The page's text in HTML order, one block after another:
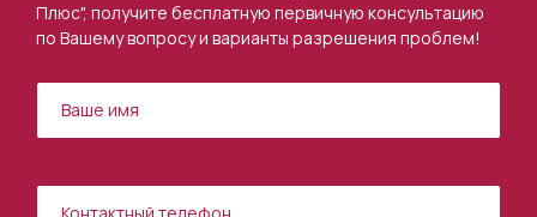
Плюс", получите бесплатную первичную консультацию
по Вашему вопросу и варианты разрешения проблем!